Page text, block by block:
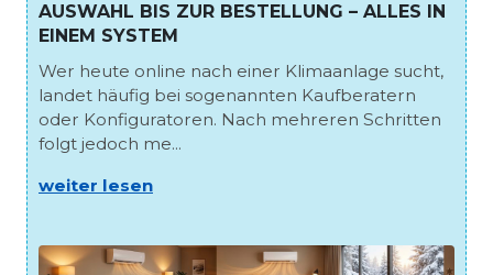
AUSWAHL BIS ZUR BESTELLUNG – ALLES IN
EINEM SYSTEM
Wer heute online nach einer Klimaanlage sucht,
landet häufig bei sogenannten Kaufberatern
oder Konfiguratoren. Nach mehreren Schritten
folgt jedoch me...
weiter lesen